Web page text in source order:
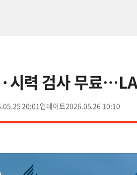
시력 검사 무료
20:01 2026.05.26 10:10